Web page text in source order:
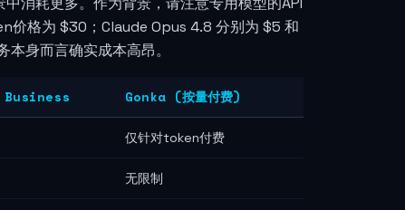
格为 $30；Claude Opus 4.8 分别为 $5 和
身而言确实成本高昂。
Gonka (按量付费)
仅针对token付费
无限制